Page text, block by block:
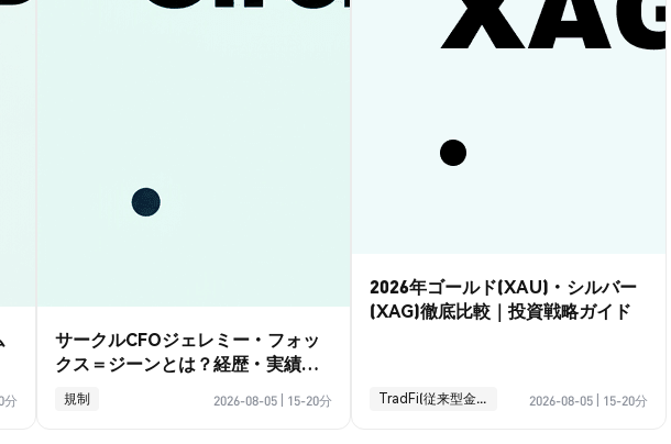
分
サークルCFOジェレミー・フォッ
クス＝ジーンとは？経歴・実績ガ
イド
規制 2026-08-05 15-20分
2026年ゴールド(XAU)・シルバー
(XAG)徹底比較｜投資戦略ガイド
TradFi(従来型金融) 2026-08-05 15-20分